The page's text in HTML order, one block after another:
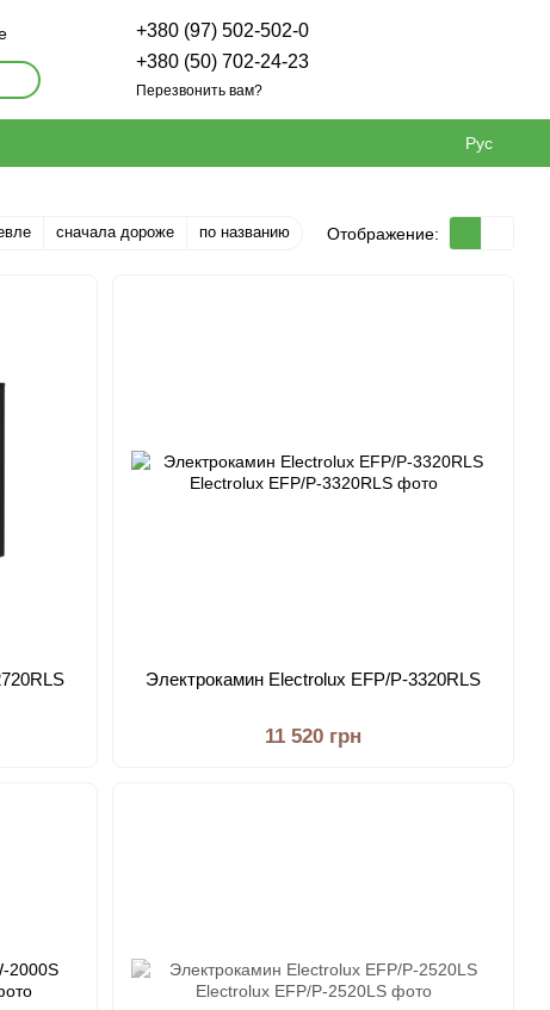
+380 (97) 502-502-0
+380 (50) 702-24-23
Перезвонить вам?
Рус
сначала дороже по названию Отображение:
Электрокамин Electrolux EFP/P-3320RLS
11 520 грн